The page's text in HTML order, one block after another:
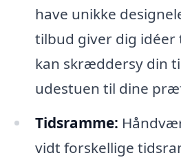
have unikke
tilbud giver dig idéer
kan skræddersy din
udestuen til dine
Tidsramme:
vidt forskellige